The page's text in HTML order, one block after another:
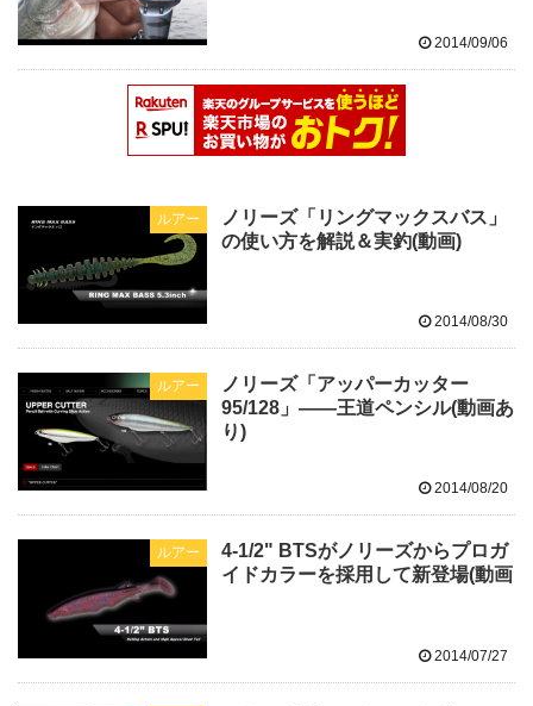
2014/09/06
ルアー
ノリーズ「リングマックスバス」
の使い方を解説＆実釣(動画)
2014/08/30
ルアー
ノリーズ「アッパーカッター
95/128」――王道ペンシル(動画あ
り)
2014/08/20
ルアー
4-1/2" BTSがノリーズからプロガ
イドカラーを採用して新登場(動画
2014/07/27